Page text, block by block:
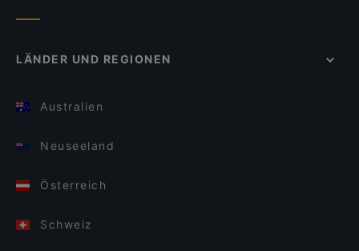
LÄNDER UND REGIONEN
Australien
Neuseeland
Österreich
Schweiz